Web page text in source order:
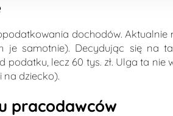
dochodów. Aktualnie
samotnie). Decydując się na
lecz 60 tys. zł. Ulga ta
na dziecko).
pracodawców